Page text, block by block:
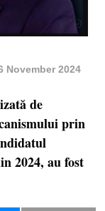
November 2024
de
prin
2024, au fost